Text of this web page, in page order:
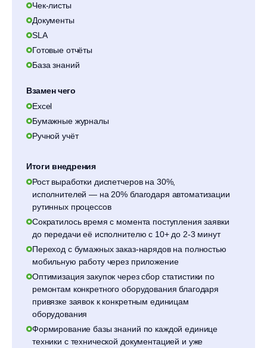
Чек-листы
Документы
SLA
Готовые отчёты
База знаний
Взамен чего
Excel
Бумажные журналы
Ручной учёт
Итоги внедрения
Рост выработки диспетчеров на 30%,
исполнителей — на 20% благодаря автоматизации
рутинных процессов
Сократилось время с момента поступления заявки
до передачи её исполнителю с 10+ до 2-3 минут
Переход с бумажных заказ-нарядов на полностью
мобильную работу через приложение
Оптимизация закупок через сбор статистики по
ремонтам конкретного оборудования благодаря
привязке заявок к конкретным единицам
оборудования
Формирование базы знаний по каждой единице
техники с технической документацией и уже